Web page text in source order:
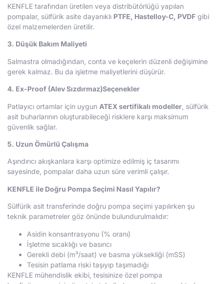
KENFLE tarafından üretilen veya distribütörlüğü yapılan
pompalar, sülfürik asite dayanıklı PTFE, Hastelloy-C, PVDF gibi
özel malzemelerden üretilir.
3. Düşük Bakım Maliyeti
Salmastra olmadığından, conta ve keçelerin düzenli değişimine
gerek kalmaz. Bu da işletme maliyetlerini düşürür.
4. Ex-Proof (Alev Sızdırmaz)Seçenekler
Patlayıcı ortamlar için uygun ATEX sertifikalı modeller , sülfürik
asit buharlarının oluşturabileceği risklere karşı maksimum
güvenlik sağlar.
5. Uzun Ömürlü Çalışma
Aşındırıcı akışkanlara karşı optimize edilmiş iç tasarımı
sayesinde, pompalar daha uzun süre verimli çalışır.
KENFLE ile Doğru Pompa Seçimi Nasıl Yapılır?
Sülfürik asit transferinde doğru pompa seçimi yapılırken şu
teknik parametreler göz önünde bulundurulmalıdır:
Asidin konsantrasyonu (% oranı)
İşletme sıcaklığı ve basıncı
Gerekli debi (m³/saat) ve basma yüksekliği (mSS)
Tesisin patlama riski taşıyıp taşımadığı
KENFLE mühendislik ekibi, tesisinize özel pompa